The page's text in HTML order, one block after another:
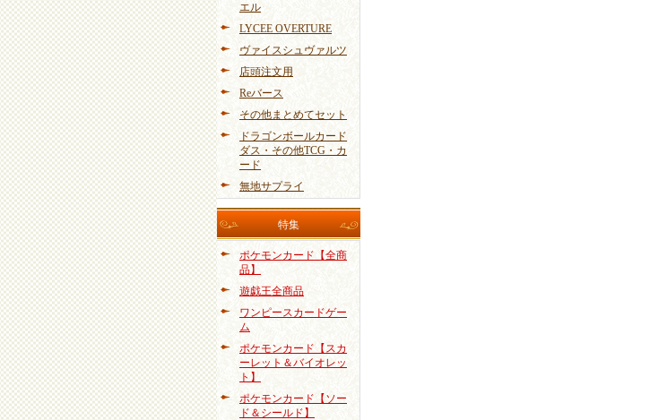
エル
LYCEE OVERTURE
ヴァイスシュヴァルツ
店頭注文用
Reバース
その他まとめてセット
ドラゴンボールカード
ダス・その他TCG・カ
ード
無地サプライ
特集
ポケモンカード【全商
品】
遊戯王全商品
ワンピースカードゲー
ム
ポケモンカード【スカ
ーレット＆バイオレッ
ト】
ポケモンカード【ソー
ド＆シールド】